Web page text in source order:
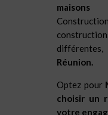
maisons
différentes,
Réunion.
Optez pour
choisir un
votre